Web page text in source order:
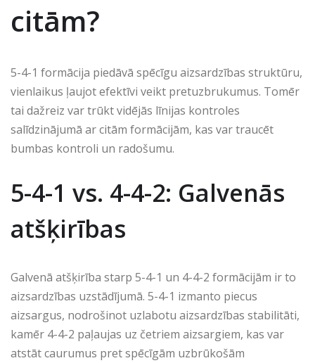
citām?
5-4-1 formācija piedāvā spēcīgu aizsardzības struktūru,
vienlaikus ļaujot efektīvi veikt pretuzbrukumus. Tomēr
tai dažreiz var trūkt vidējās līnijas kontroles
salīdzinājumā ar citām formācijām, kas var traucēt
bumbas kontroli un radošumu.
5-4-1 vs. 4-4-2: Galvenās
atšķirības
Galvenā atšķirība starp 5-4-1 un 4-4-2 formācijām ir to
aizsardzības uzstādījumā. 5-4-1 izmanto piecus
aizsargus, nodrošinot uzlabotu aizsardzības stabilitāti,
kamēr 4-4-2 paļaujas uz četriem aizsargiem, kas var
atstāt caurumus pret spēcīgām uzbrūkošām